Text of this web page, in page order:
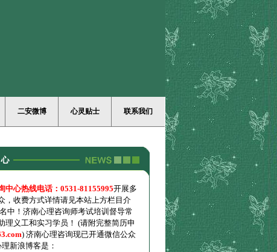
二安微博 心灵贴士 联系我们
中心热线电话：0531-81155995开展多
，收费方式详情请见本站上方栏目介
中！济南心理咨询师考试培训督导常
理义工和实习学员！ (请附完整简历申
) 济南心理咨询现已开通微信公众
新浪博客是：